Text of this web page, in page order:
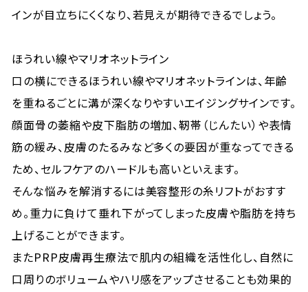
インが目立ちにくくなり、若見えが期待できるでしょう。
ほうれい線やマリオネットライン
口の横にできるほうれい線やマリオネットラインは、年齢
を重ねるごとに溝が深くなりやすいエイジングサインです。
顔面骨の萎縮や皮下脂肪の増加、靭帯（じんたい）や表情
筋の緩み、皮膚のたるみなど多くの要因が重なってできる
ため、セルフケアのハードルも高いといえます。
そんな悩みを解消するには美容整形の糸リフトがおすす
め。重力に負けて垂れ下がってしまった皮膚や脂肪を持ち
上げることができます。
またPRP皮膚再生療法で肌内の組織を活性化し、自然に
口周りのボリュームやハリ感をアップさせることも効果的